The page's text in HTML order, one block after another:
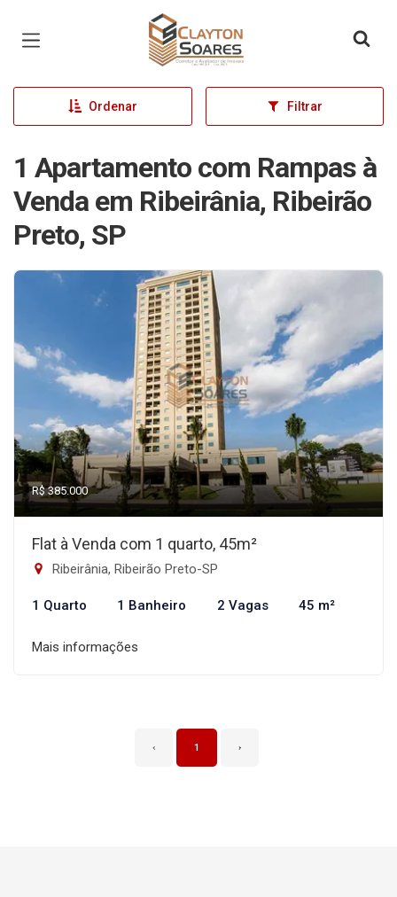
Página inicial
Ordenar Filtrar
1 Apartamento com Rampas à
Venda em Ribeirânia, Ribeirão
Preto, SP
R$ 385.000
Flat à Venda com 1 quarto, 45m²
Ribeirânia, Ribeirão Preto-SP
1 Quarto 1 Banheiro 2 Vagas 45 m²
Mais informações
‹ 1 ›